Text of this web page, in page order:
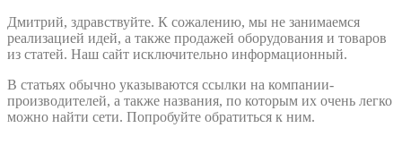
Дмитрий, здравствуйте. К сожалению, мы не занимаемся
реализацией идей, а также продажей оборудования и товаров
из статей. Наш сайт исключительно информационный.
В статьях обычно указываются ссылки на компании-
производителей, а также названия, по которым их очень легко
можно найти сети. Попробуйте обратиться к ним.